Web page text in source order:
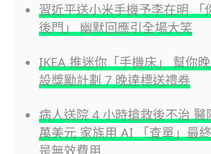
習近平送小米手機予李在明 「
後門」 幽默回應引全場大笑
IKEA 推迷你「手機床」 幫你
設獎勵計劃 7 晚達標送禮券
病人送院 4 小時搶救後不治 醫
萬美元 家族用 AI 「查單」最
是無效費用